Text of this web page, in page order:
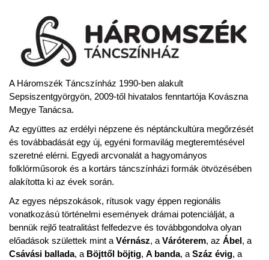
A Háromszék Táncszínház 1990-​ben alakult
Sepsiszentgyörgyön, 2009-​től hivatalos fenntartója Kovászna
Megye Tanácsa.
Az együttes az erdélyi népzene és néptánckultúra megőrzését
és továbbadását egy új, egyéni formavilág megteremtésével
szeretné elérni. Egyedi arcvonalát a hagyományos
folklórműsorok és a kortárs táncszínházi formák ötvözésében
alakította ki az évek során.
Az egyes népszokások, rítusok vagy éppen regionális
vonatkozású történelmi események drámai potenciálját, a
bennük rejlő teatralitást felfedezve és továbbgondolva olyan
előadások születtek mint aVérnász, aVáróterem, az Ábel, a
Csávási ballada, a Böjttől böjtig, A banda, aSzáz évig, a